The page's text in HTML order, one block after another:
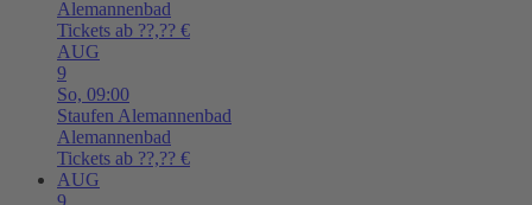
Alemannenbad
Tickets ab ??,?? €
AUG
9
So, 09:00
Staufen Alemannenbad
Alemannenbad
Tickets ab ??,?? €
AUG
9